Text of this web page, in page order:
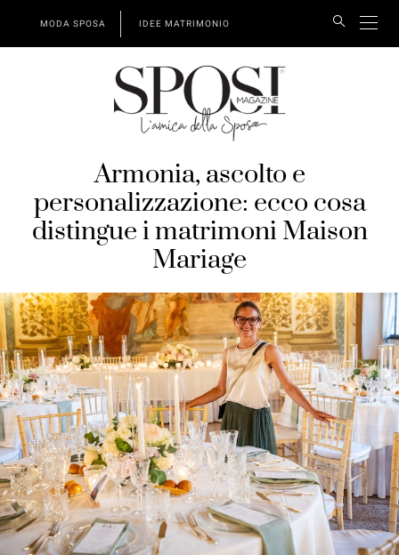
MODA SPOSA IDEE MATRIMONIO
Armonia, ascolto e
personalizzazione: ecco cosa
distingue i matrimoni Maison
Mariage